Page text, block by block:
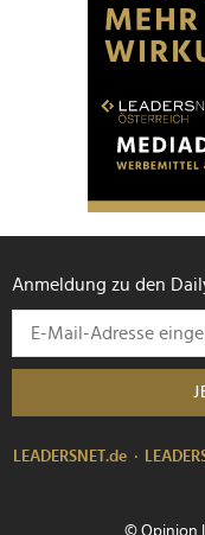
Anmeldung zu den
LEADERSNET.de